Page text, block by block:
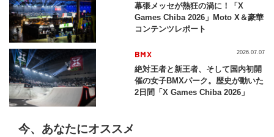
幕張メッセが熱狂の渦に！「X
Games Chiba 2026」Moto X＆豪華
コンテンツレポート
BMX
絶対王者と新王者、そして国内初開
催の女子BMXパーク。歴史が動いた
2日間「X Games Chiba 2026」
2026.07.07
今、あなたにオススメ